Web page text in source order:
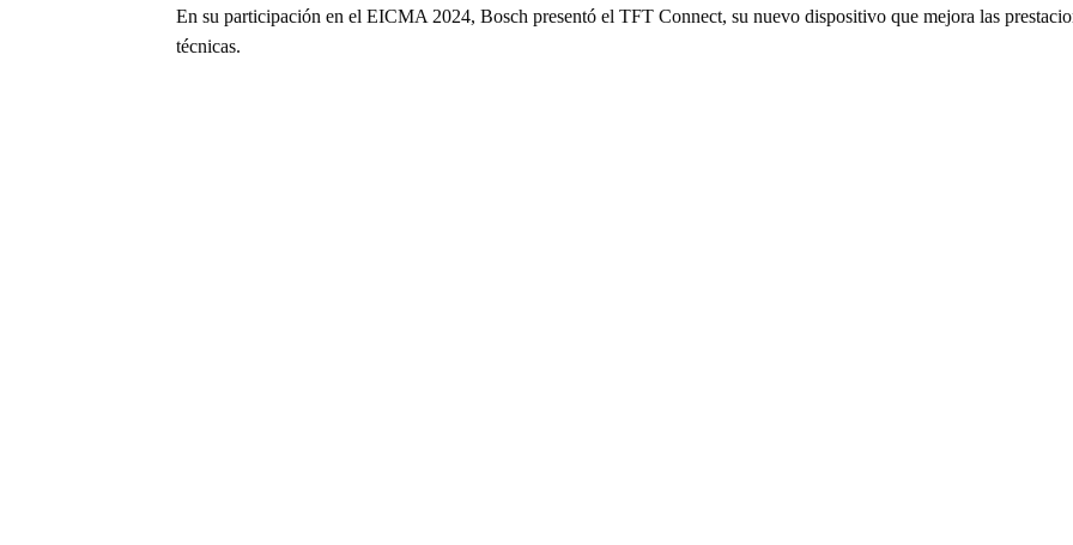
En su participación en el EICMA 2024, Bosch presentó el TFT Connect, su nuevo dispositivo que mejora las
técnicas.